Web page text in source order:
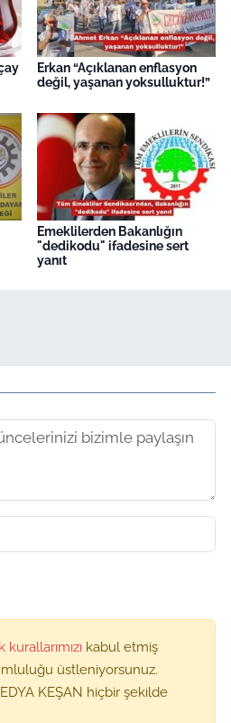
Erkan “Açıklanan enflasyon
değil, yaşanan yoksulluktur!”
Emeklilerden Bakanlığın
"dedikodu" ifadesine sert
yanıt
kabul etmiş
üstleniyorsunuz.
KEŞAN hiçbir şekilde